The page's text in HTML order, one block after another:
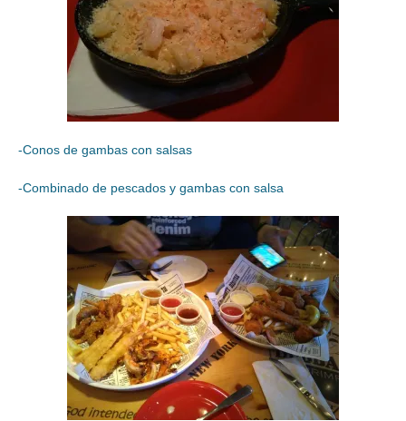
-Conos de gambas con salsas
-Combinado de pescados y gambas con salsa